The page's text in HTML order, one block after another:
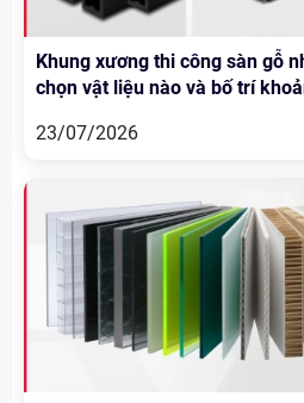
Khung xương thi công sàn gỗ
chọn vật liệu nào và bố trí
23/07/2026